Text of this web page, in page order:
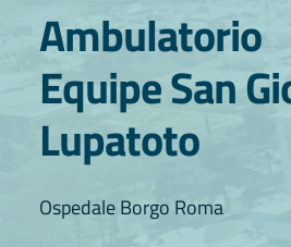
Ambulatorio
Equipe San
Lupatoto
Ospedale Borgo Roma